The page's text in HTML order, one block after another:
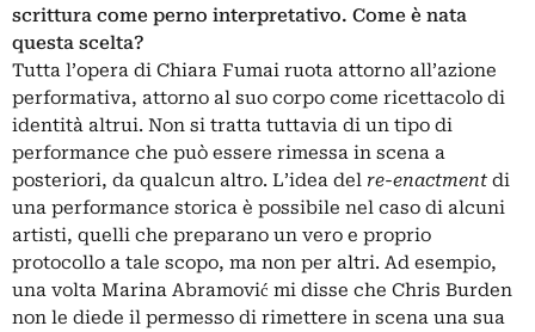
scrittura come perno interpretativo. Come è nata
questa scelta?
Tutta l’opera di Chiara Fumai ruota attorno all’azione
performativa, attorno al suo corpo come ricettacolo di
identità altrui. Non si tratta tuttavia di un tipo di
performance che può essere rimessa in scena a
posteriori, da qualcun altro. L’idea del re-enactment di
una performance storica è possibile nel caso di alcuni
artisti, quelli che preparano un vero e proprio
protocollo a tale scopo, ma non per altri. Ad esempio,
una volta Marina Abramović mi disse che Chris Burden
non le diede il permesso di rimettere in scena una sua